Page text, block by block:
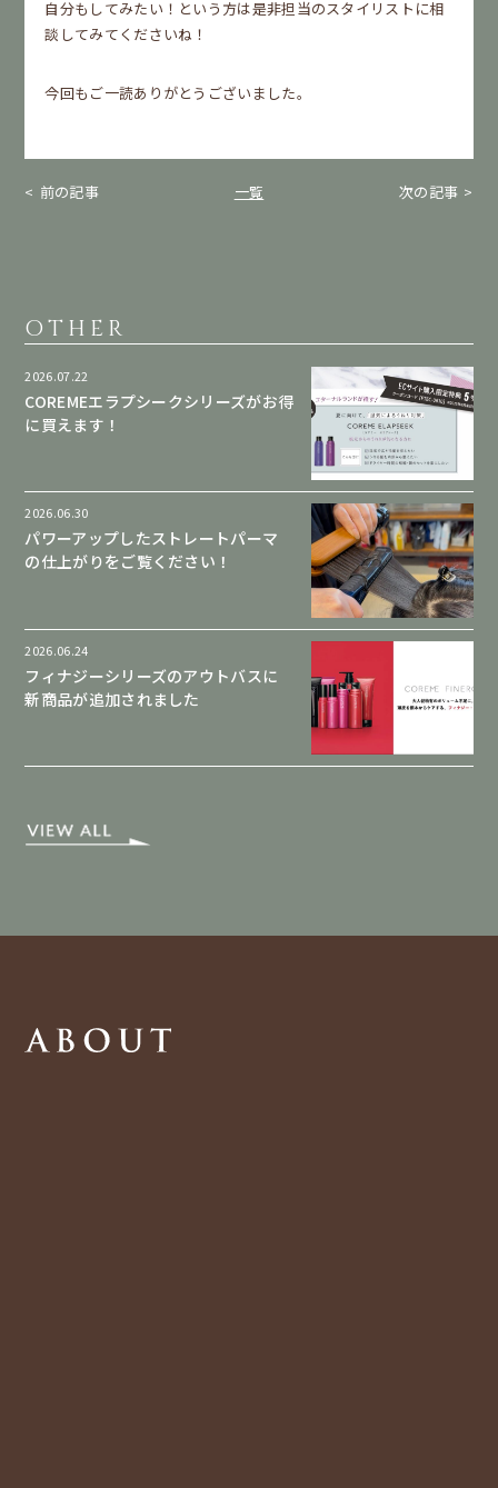
自分もしてみたい！という方は是非担当のスタイリストに相
談してみてくださいね！
今回もご一読ありがとうございました。
前の記事 一覧 次の記事
OTHER
2026.07.22
COREMEエラプシークシリーズがお得
に買えます！
2026.06.30
パワーアップしたストレートパーマ
の仕上がりをご覧ください！
2026.06.24
フィナジーシリーズのアウトバスに
新商品が追加されました